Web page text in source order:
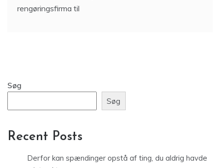
rengøringsfirma til
Søg
Søg
Recent Posts
Derfor kan spændinger opstå af ting, du aldrig havde